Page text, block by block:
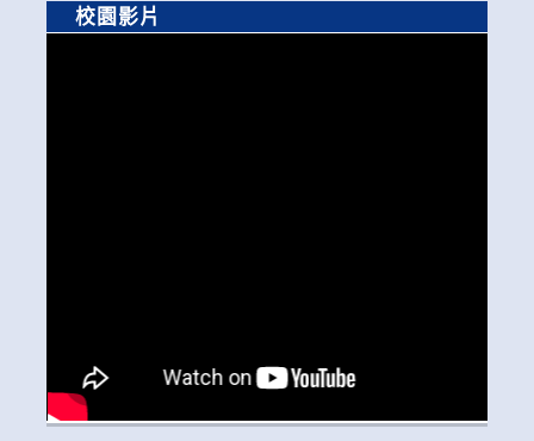
校園影片